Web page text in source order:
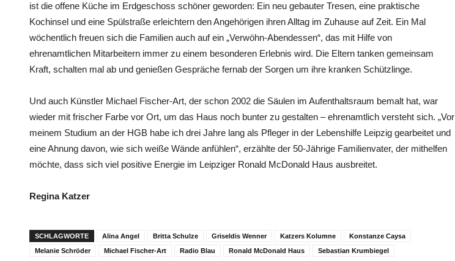
ist die offene Küche im Erdgeschoss schöner geworden: Ein neu gebauter Tresen, eine praktische
Kochinsel und eine Spülstraße erleichtern den Angehörigen ihren Alltag im Zuhause auf Zeit. Ein Mal
wöchentlich freuen sich die Familien auch auf ein „Verwöhn-Abendessen“, das mit Hilfe von
ehrenamtlichen Mitarbeitern immer zu einem besonderen Erlebnis wird. Die Eltern tanken gemeinsam
Kraft, schalten mal ab und genießen Gespräche fernab der Sorgen um ihre kranken Schützlinge.
Und auch Künstler Michael Fischer-Art, der schon 2002 die Säulen im Aufenthaltsraum bemalt hat, war
wieder mit frischer Farbe vor Ort, um das Haus noch bunter zu gestalten – ehrenamtlich versteht sich. „Vor
meinem Studium an der HGB habe ich drei Jahre lang als Pfleger in der Lebenshilfe Leipzig gearbeitet und
eine Ahnung davon, wie sich weiße Wände anfühlen“, erzählte der 50-Jährige Familienvater, der mithelfen
möchte, dass sich viel positive Energie im Leipziger Ronald McDonald Haus ausbreitet.
Regina Katzer
SCHLAGWORTE Alina Angel Britta Schulze Griseldis Wenner Katzers Kolumne
Konstanze Caysa
Melanie Schröder
Michael Fischer-Art Radio Blau Ronald McDonald Haus Sebastian Krumbiegel